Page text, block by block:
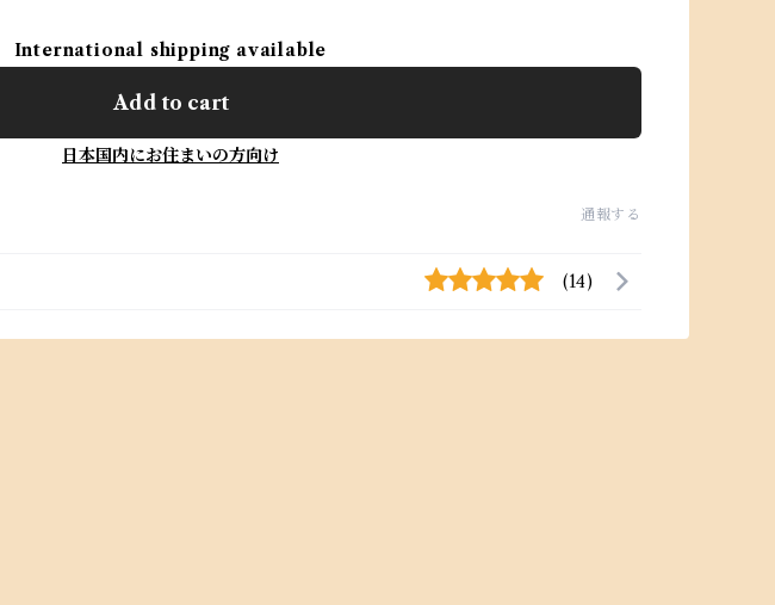
International shipping available
Add to cart
日本国内にお住まいの方向け
通報する
(14)